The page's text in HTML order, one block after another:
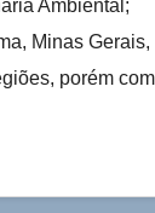
Ambiental;
Minas
porém